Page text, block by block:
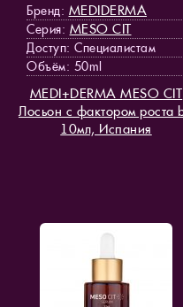
Бренд: MEDIDERMA
Серия: MESO СIT
Доступ: Специалистам
Объём: 50ml
MEDI+DERMA MESO СIT
Лосьон с фактором роста
10мл, Испания